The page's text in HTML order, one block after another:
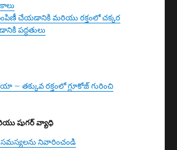
చేయడానికి మరియు రక్తంలో చక్కర
పద్ధతులు
– తక్కువ రక్తంలో గ్లూకోజ్ గురించి
షుగర్ వ్యాధి
నివారించండి